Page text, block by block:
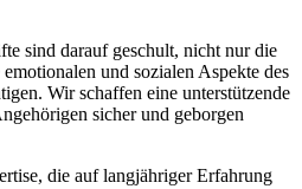
sind darauf geschult, nicht nur die
und sozialen Aspekte des
Wir schaffen eine unterstützende
sicher und geborgen
die auf langjähriger Erfahrung